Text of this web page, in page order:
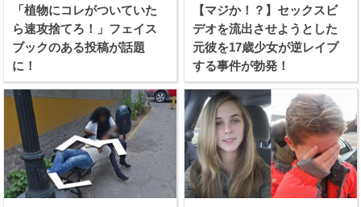
「植物にコレがついていた
ら速攻捨てろ！」フェイス
ブックのある投稿が話題
に！
【マジか！？】セックスビ
デオを流出させようとした
元彼を17歳少女が逆レイプ
する事件が勃発！